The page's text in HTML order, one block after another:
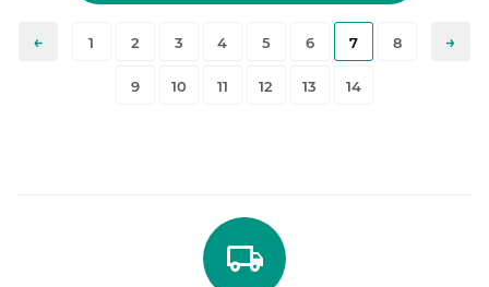
1 2 3 4 5 6 7 8
9 10 11 12 13 14